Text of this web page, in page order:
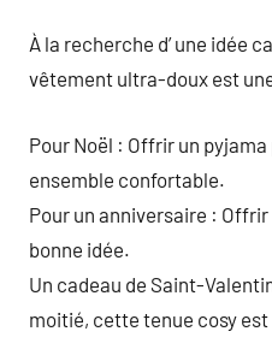
À la recherche d’ une idée
vêtement ultra-doux est
Pour Noël : Offrir un pyjama
ensemble confortable.
Pour un anniversaire :
bonne idée.
Un cadeau de Saint-
moitié, cette tenue cosy